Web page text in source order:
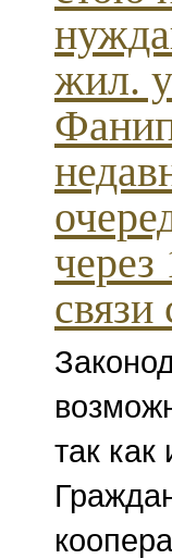
жил.
связи
так